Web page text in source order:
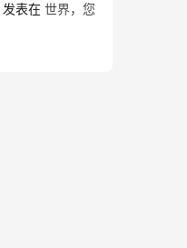
发表在 世界，您